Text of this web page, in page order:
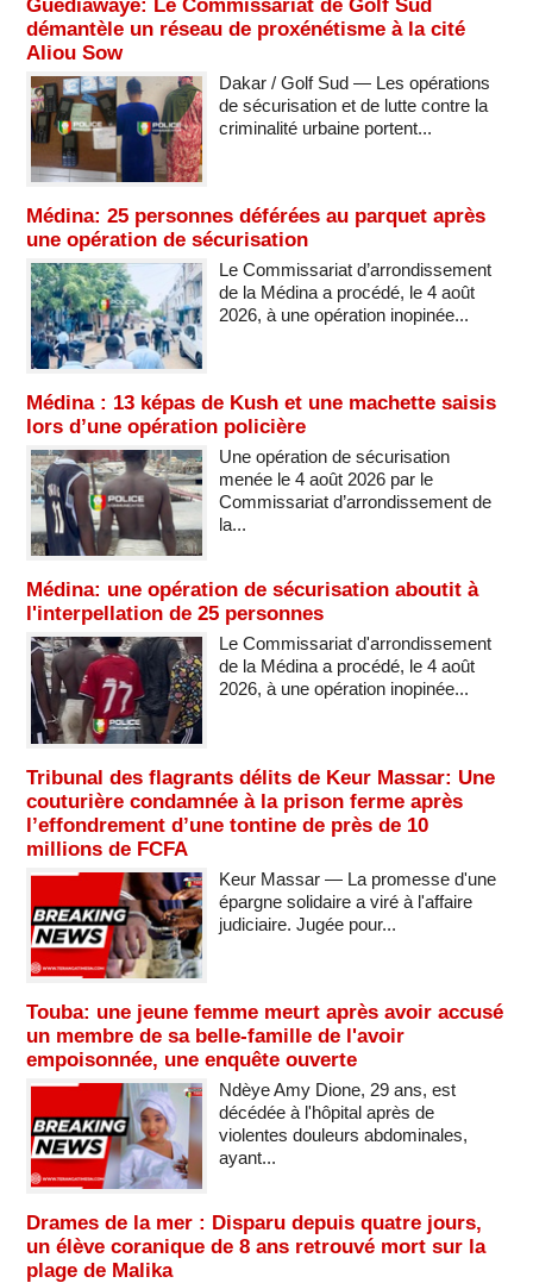
Guédiawaye: Le Commissariat de Golf Sud
démantèle un réseau de proxénétisme à la cité
Aliou Sow
Dakar / Golf Sud — Les opérations
de sécurisation et de lutte contre la
criminalité urbaine portent...
Médina: 25 personnes déférées au parquet après
une opération de sécurisation
Le Commissariat d’arrondissement
de la Médina a procédé, le 4 août
2026, à une opération inopinée...
Médina : 13 képas de Kush et une machette saisis
lors d’une opération policière
Une opération de sécurisation
menée le 4 août 2026 par le
Commissariat d’arrondissement de
la...
Médina: une opération de sécurisation aboutit à
l'interpellation de 25 personnes
Le Commissariat d'arrondissement
de la Médina a procédé, le 4 août
2026, à une opération inopinée...
Tribunal des flagrants délits de Keur Massar: Une
couturière condamnée à la prison ferme après
l’effondrement d’une tontine de près de 10
millions de FCFA
Keur Massar — La promesse d'une
épargne solidaire a viré à l'affaire
judiciaire. Jugée pour...
Touba: une jeune femme meurt après avoir accusé
un membre de sa belle-famille de l'avoir
empoisonnée, une enquête ouverte
Ndèye Amy Dione, 29 ans, est
décédée à l'hôpital après de
violentes douleurs abdominales,
ayant...
Drames de la mer : Disparu depuis quatre jours,
un élève coranique de 8 ans retrouvé mort sur la
plage de Malika